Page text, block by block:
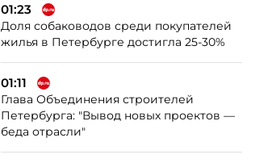
01:23
Доля собаководов среди покупателей
жилья в Петербурге достигла 25-30%
01:11
Глава Объединения строителей
Петербурга: "Вывод новых проектов —
беда отрасли"